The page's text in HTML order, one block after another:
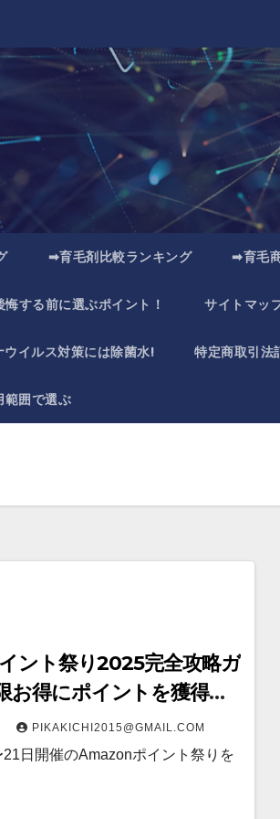
➡育毛剤比較ランキング ➡育毛
する前に選ぶポイント！ サイトマッ
ウイルス対策には除菌水! 特定商取引法
範囲で選ぶ
ント祭り2025完全攻略ガ
お得にポイントを獲得す
PIKAKICHI2015@GMAIL.COM
日開催のAmazonポイント祭りを